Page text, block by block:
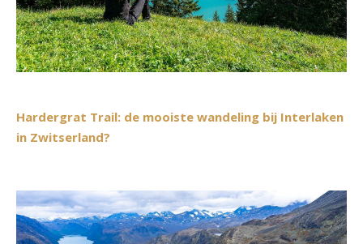
Hardergrat Trail: de mooiste wandeling bij Interlaken
in Zwitserland?